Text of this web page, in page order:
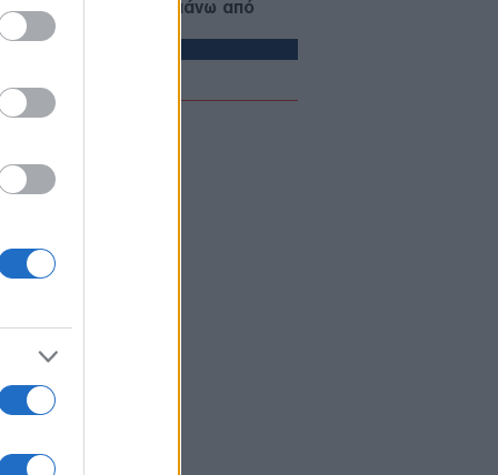
εθεάθησαν πάνω από
βάση
στη λεωφόρο Αθηνών-
με το εμπλουτισμένο
αλλά όχι καταστροφή
08/08/26 - 23:13
Γερουσία ενέκρινε
έως 100% στις χώρες που